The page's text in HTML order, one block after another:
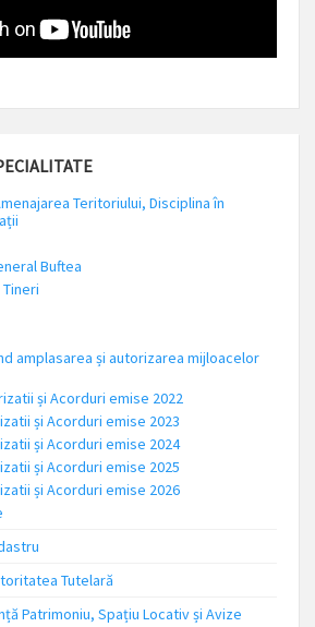
Teritoriului, Disciplina în
Buftea
amplasarea și autorizarea mijloacelor
și Acorduri emise 2022
și Acorduri emise 2023
și Acorduri emise 2024
și Acorduri emise 2025
și Acorduri emise 2026
Tutelară
Patrimoniu, Spațiu Locativ și Avize